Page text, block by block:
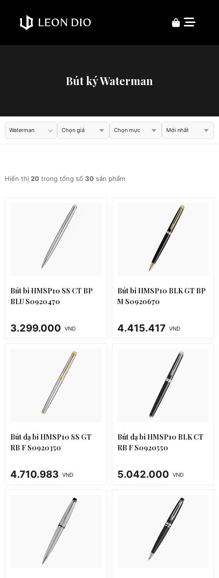
Bút ký Waterman
Waterman
Hiển thị 20 trong tổng số 30 sản phẩm
Bút bi HMSP10 SS CT BP
BLU S0920470
3.299.000 VND
Bút bi HMSP10 BLK GT BP
M S0920670
4.415.417 VND
Bút dạ bi HMSP10 SS GT
RB F S0920350
4.710.983 VND
Bút dạ bi HMSP10 BLK CT
RB F S0920550
5.042.000 VND